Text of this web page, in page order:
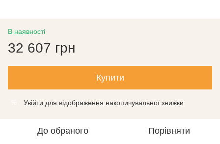
В наявності
32 607 грн
Купити
Увійти для відображення накопичувальної знижки
До обраного Порівняти